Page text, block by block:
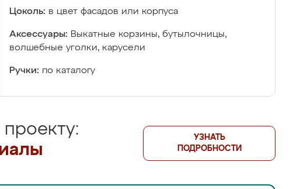
Цоколь: в цвет фасадов или корпуса
Аксессуары: Выкатные корзины, бутылочницы,
волшебные уголки, карусели
Ручки: по каталогу
УЗНАТЬ
ПОДРОБНОСТИ